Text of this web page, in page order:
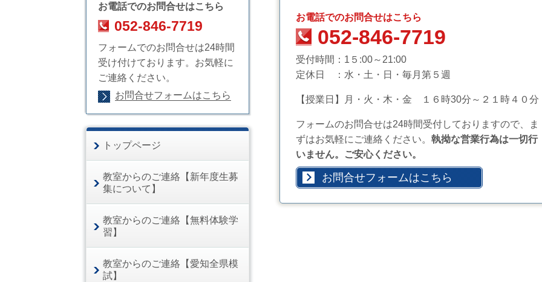
お電話でのお問合せはこちら
052-846-7719
受付時間：1５:00～21:00
定休日 ：水・土・日・毎月第５週
【授業日】月・火・木・金 １６時30分～２１時４０分
フォームのお問合せは24時間受付しておりますので、ま
ずはお気軽にご連絡ください。 執拗な営業行為は一切行
いません。ご安心ください。
お問合せフォームはこちら
お電話でのお問合せはこちら
052-846-7719
フォームでのお問合せは24時間
受け付けております。お気軽に
ご連絡ください。
お問合せフォームはこちら
トップページ
教室からのご連絡【新年度生募
集について】
教室からのご連絡【無料体験学
習】
教室からのご連絡【愛知全県模
試】